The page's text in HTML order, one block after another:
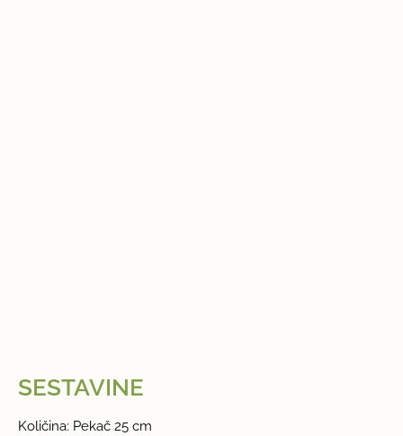
SESTAVINE
Količina: Pekač 25 cm